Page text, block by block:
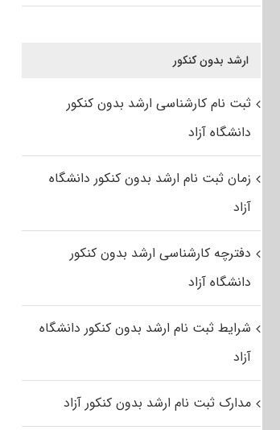
ارشد بدون کنکور
ثبت نام کارشناسی ارشد بدون کنکور
دانشگاه آزاد
زمان ثبت نام ارشد بدون کنکور دانشگاه
آزاد
دفترچه کارشناسی ارشد بدون کنکور
دانشگاه آزاد
شرایط ثبت نام ارشد بدون کنکور دانشگاه
آزاد
مدارک ثبت نام ارشد بدون کنکور آزاد